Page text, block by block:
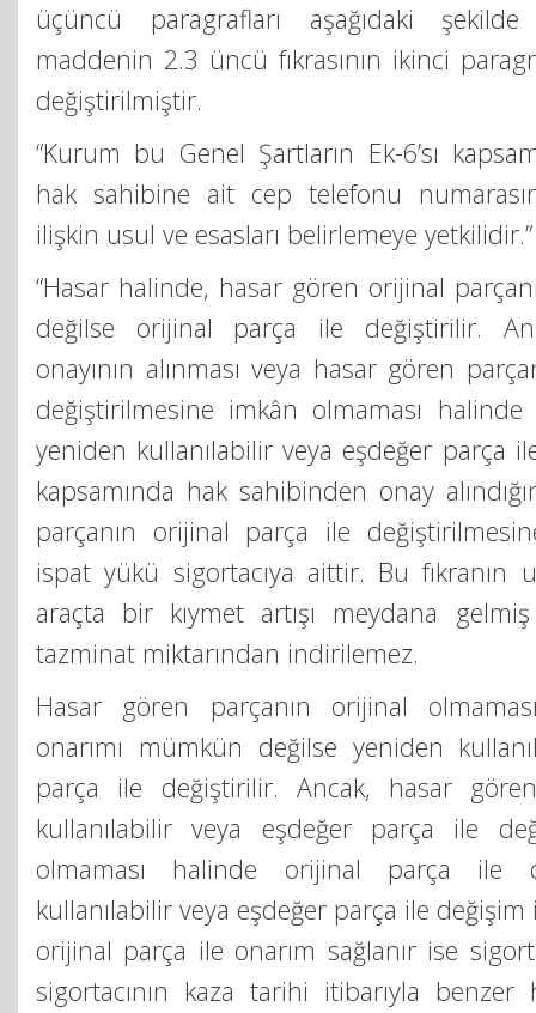
üçüncü paragrafları aşağıdaki
maddenin 2.3 üncü fıkrasının ikinci
değiştirilmiştir.
“Kurum bu Genel Şartların Ek-6’sı
hak sahibine ait cep telefonu
ilişkin usul ve esasları belirlemeye yetkilidir.”
“Hasar halinde, hasar gören orijinal
değilse orijinal parça ile değiştirilir.
onayının alınması veya hasar gören
değiştirilmesine imkân olmaması
yeniden kullanılabilir veya eşdeğer parça
kapsamında hak sahibinden onay
parçanın orijinal parça ile
ispat yükü sigortacıya aittir. Bu fıkranın
araçta bir kıymet artışı meydana
tazminat miktarından indirilemez.
Hasar gören parçanın orijinal
onarımı mümkün değilse yeniden
parça ile değiştirilir. Ancak, hasar
kullanılabilir veya eşdeğer parça ile
olmaması halinde orijinal parça ile
kullanılabilir veya eşdeğer parça ile
orijinal parça ile onarım sağlanır ise
sigortacının kaza tarihi itibarıyla benzer